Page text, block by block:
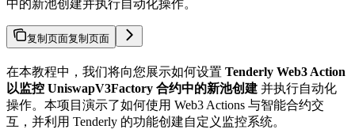
中的新池创建并执行自动化操作。
复制页面复制页面
在本教程中，我们将向您展示如何设置 Tenderly Web3 Action
以监控 UniswapV3Factory 合约中的新池创建 并执行自动化
操作。本项目演示了如何使用 Web3 Actions 与智能合约交
互，并利用 Tenderly 的功能创建自定义监控系统。